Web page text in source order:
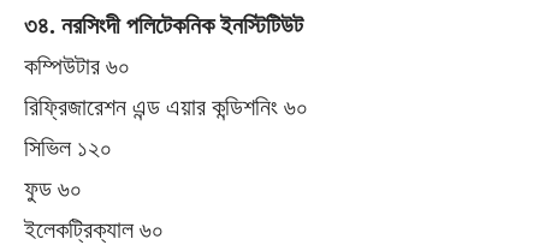
৩৪. নরসিংদী পলিটেকনিক ইনস্টিটিউট
কম্পিউটার ৬০
রিফ্রিজারেশন এন্ড এয়ার কন্ডিশনিং ৬০
সিভিল ১২০
ফুড ৬০
ইলেকট্রিক্যাল ৬০